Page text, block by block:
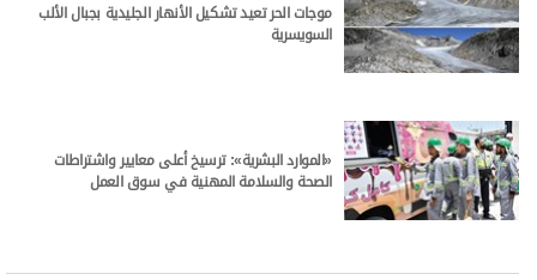
موجات الحر تعيد تشكيل الأنهار الجليدية بجبال الألب
السويسرية
«الموارد البشرية»: ترسيخ أعلى معايير واشتراطات
الصحة والسلامة المهنية في سوق العمل